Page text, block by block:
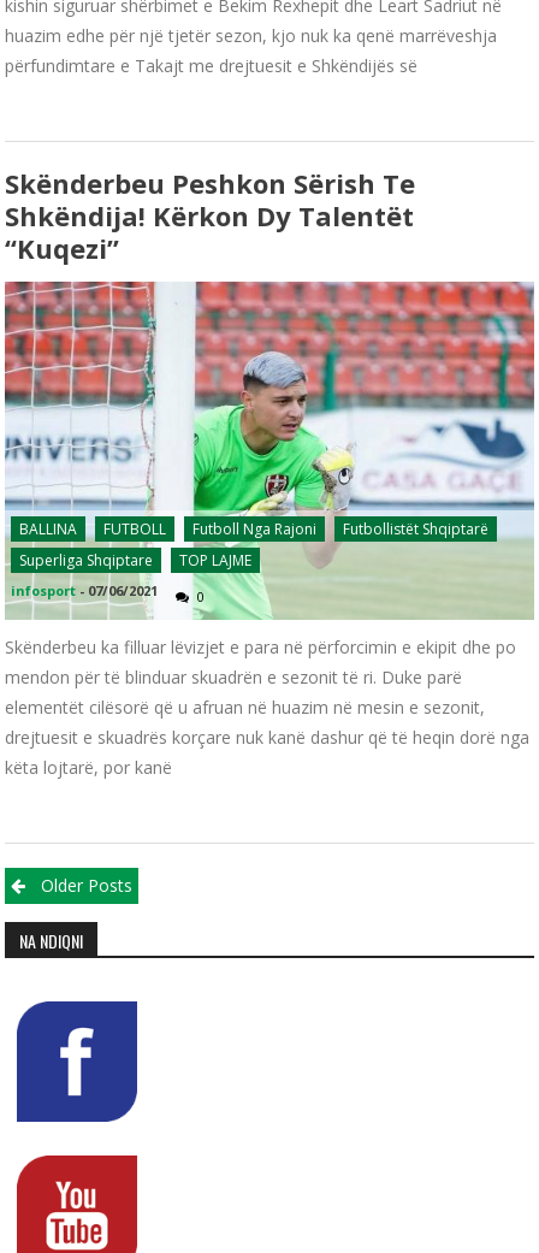
kishin siguruar shërbimet e Bekim Rexhepit dhe Leart Sadriut në
huazim edhe për një tjetër sezon, kjo nuk ka qenë marrëveshja
përfundimtare e Takajt me drejtuesit e Shkëndijës së
Skënderbeu Peshkon Sërish Te
Shkëndija! Kërkon Dy Talentët
“kuqezi”
BALLINA FUTBOLL Futboll Nga Rajoni
Futbollistët Shqiptarë
Superliga Shqiptare
TOP LAJME
infosport - 07/06/2021 0
Skënderbeu ka filluar lëvizjet e para në përforcimin e ekipit dhe po
mendon për të blinduar skuadrën e sezonit të ri. Duke parë
elementët cilësorë që u afruan në huazim në mesin e sezonit,
drejtuesit e skuadrës korçare nuk kanë dashur që të heqin dorë nga
këta lojtarë, por kanë
Posts navigation
Older Posts
NA NDIQNI